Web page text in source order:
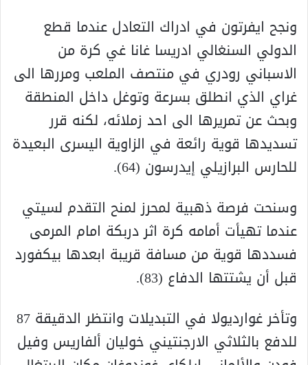
ونجح ايفرتون في ادراك التعادل عندما قطع
الدولي السنغالي ادريسا غانا غي كرة من
الاسباني رودري في منتصف الملعب ومررها الى
غراي الذي انطلق بسرعة وتوغل داخل المنطقة
وبحث عن تمريرها الى احد زملائه، لكنه قرر
تسديدها قوية رائعة في الزاوية اليسرى البعيدة
للحارس البرازيلي إيدرسون (64).
وسنحت فرصة ذهبية لمحرز لمنح التقدم لسيتي
عندما تهيأت أمامه كرة اثر دربكة امام المرمى
فسددها قوية من مسافة قريبة ابعدها بيكفورد
قبل أن يشتتها الدفاع (83).
وتأخر غوارديولا في التبديلات وانتظر الدقيقة 87
للدفع بالثلاثي الارجنتيني خوليان ألفاريس وفيل